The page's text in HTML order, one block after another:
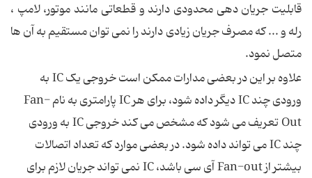
قابلیت جریان دهی محدودی دارند و قطعاتی مانند موتور، لامپ ،
رله و ... که مصرف جریان زیادی دارند را نمی توان مستقیم به آن ها
متصل نمود.
علاوه بر این در بعضی مدارات ممکن است خروجی یک IC به
ورودی چند IC دیگر داده شود، برای هر IC پارامتری به نام Fan-
Out تعریف می شود که مشخص می کند خروجی IC به ورودی
چند IC می تواند داده شود. در بعضی موارد که تعداد اتصالات
بیشتر از Fan-out آی سی باشد، IC نمی تواند جریان لازم برای